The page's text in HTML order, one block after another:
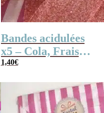
Bandes acidulées
x5 – Cola, Fraise,
Framboise,
couleurs
1,40€